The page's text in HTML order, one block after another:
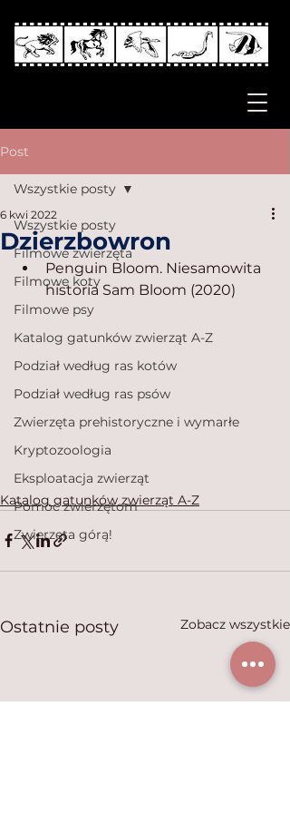
Post
Wszystkie posty
Filmowe zwierzęta
Filmowe koty
Filmowe psy
Katalog gatunków zwierząt A-Z
Podział według ras kotów
Podział według ras psów
Zwierzęta prehistoryczne i wymarłe
Kryptozoologia
Eksploatacja zwierząt
Pomoc zwierzętom
Zwierzęta górą!
Wszystkie posty
Dzierzbowron
6 kwi 2022
Penguin Bloom. Niesamowita
historia Sam Bloom (2020)
Katalog gatunków zwierząt A-Z
Ostatnie posty Zobacz wszystkie